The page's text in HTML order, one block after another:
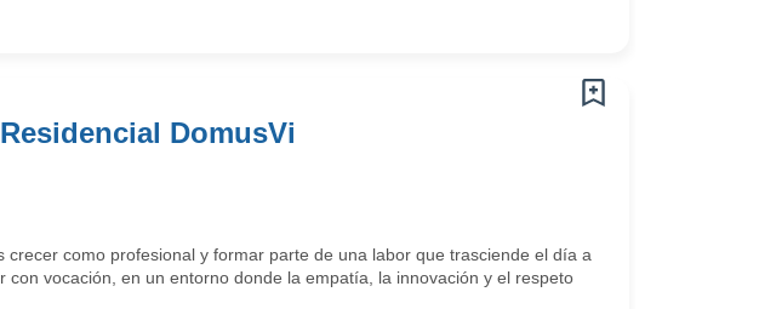
DomusVi
como profesional y formar parte de una labor que trasciende el día a
vocación, en un entorno donde la empatía, la innovación y el respeto